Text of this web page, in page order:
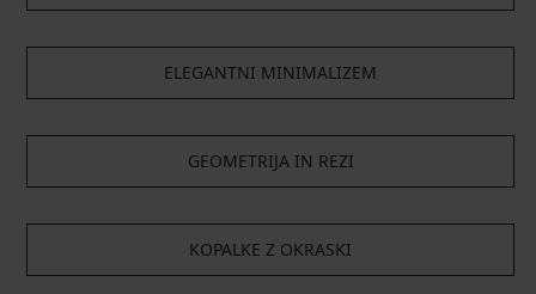
ELEGANTNI MINIMALIZEM
GEOMETRIJA IN REZI
KOPALKE Z OKRASKI